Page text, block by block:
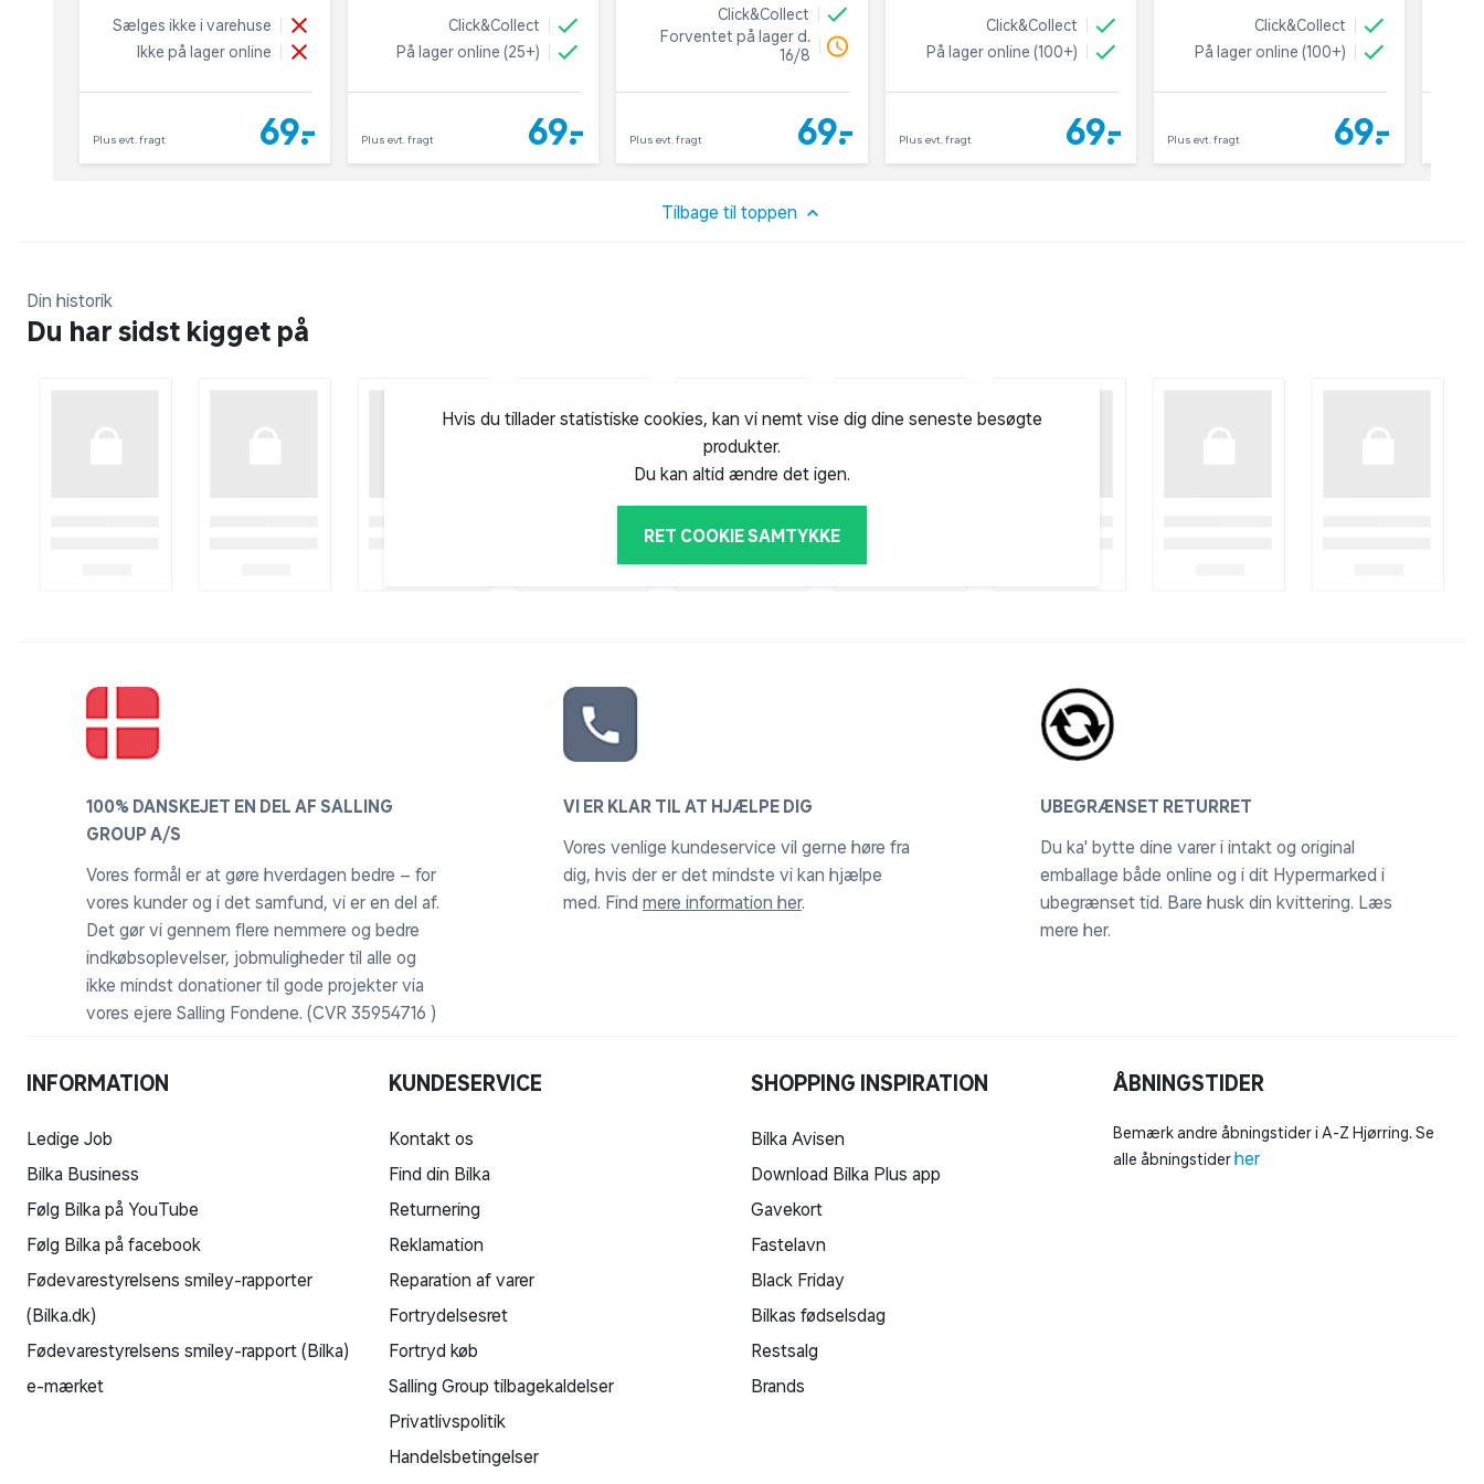
Sælges ikke i varehuse
Ikke på lager online
Plus evt. fragt 69,-
Click&Collect
På lager online (25+)
Plus evt. fragt 69,-
Click&Collect
Forventet på lager d.
16/8
Plus evt. fragt 69,-
Click&Collect
På lager online (100+)
Plus evt. fragt 69,-
Click&Collect
På lager online (100+)
Plus evt. fragt 69,-
Tilbage til toppen
Din historik
Du har sidst kigget på
Hvis du tillader statistiske cookies, kan vi nemt vise dig dine seneste besøgte
produkter.
Du kan altid ændre det igen.
RET COOKIE SAMTYKKE
100% DANSKEJET EN DEL AF SALLING
GROUP A/S
Vores formål er at gøre hverdagen bedre – for
vores kunder og i det samfund, vi er en del af.
Det gør vi gennem flere nemmere og bedre
indkøbsoplevelser, jobmuligheder til alle og
ikke mindst donationer til gode projekter via
vores ejere Salling Fondene. (CVR 35954716 )
VI ER KLAR TIL AT HJÆLPE DIG
Vores venlige kundeservice vil gerne høre fra
dig, hvis der er det mindste vi kan hjælpe
med. Find mere information her.
UBEGRÆNSET RETURRET
Du ka' bytte dine varer i intakt og original
emballage både online og i dit Hypermarked i
ubegrænset tid. Bare husk din kvittering. Læs
mere her.
INFORMATION
Ledige Job
Bilka Business
Følg Bilka på YouTube
Følg Bilka på facebook
Fødevarestyrelsens smiley-rapporter
(Bilka.dk)
Fødevarestyrelsens smiley-rapport (Bilka)
e-mærket
KUNDESERVICE
Kontakt os
Find din Bilka
Returnering
Reklamation
Reparation af varer
Fortrydelsesret
Fortryd køb
Salling Group tilbagekaldelser
Privatlivspolitik
Handelsbetingelser
SHOPPING INSPIRATION
Bilka Avisen
Download Bilka Plus app
Gavekort
Fastelavn
Black Friday
Bilkas fødselsdag
Restsalg
Brands
ÅBNINGSTIDER
Bemærk andre åbningstider i A-Z Hjørring. Se
alle åbningstiderher